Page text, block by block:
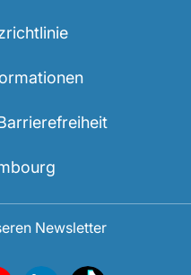
Newsletter